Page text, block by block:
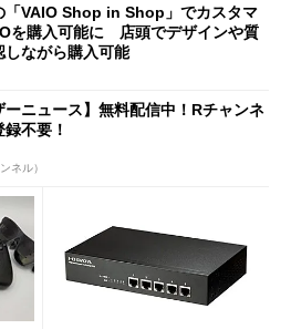
「VAIO Shop in Shop」でカスタマ
を購入可能に 店頭でデザインや質
しながら購入可能
ーニュース】無料配信中！Rチャンネ
不要！
ネル）